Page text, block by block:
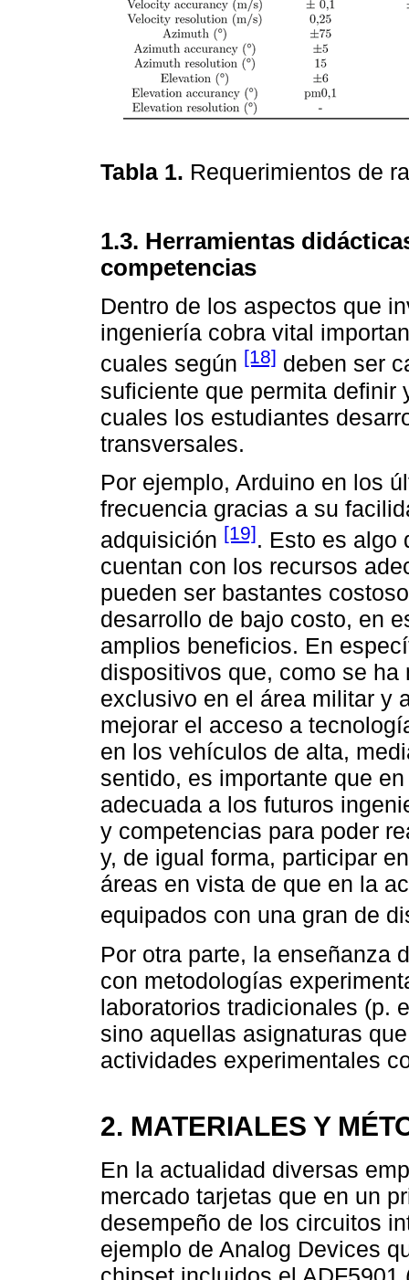
Tabla 1. Requerimientos de
1.3. Herramientas
competencias
Dentro de los aspectos que
ingeniería cobra vital
cuales según [18] deben ser
suficiente que permita definir
cuales los estudiantes
transversales.
Por ejemplo, Arduino en los
frecuencia gracias a su
adquisición [19]. Esto es algo
cuentan con los recursos
pueden ser bastantes
desarrollo de bajo costo, en
amplios beneficios. En
dispositivos que, como se
exclusivo en el área militar y
mejorar el acceso a
en los vehículos de alta,
sentido, es importante que
adecuada a los futuros
y competencias para poder
y, de igual forma, participar
áreas en vista de que en la
equipados con una gran de
Por otra parte, la enseñanza
con metodologías
laboratorios tradicionales (p.
sino aquellas asignaturas
actividades experimentales
2. MATERIALES Y
En la actualidad diversas
mercado tarjetas que en un
desempeño de los circuitos
ejemplo de Analog Devices